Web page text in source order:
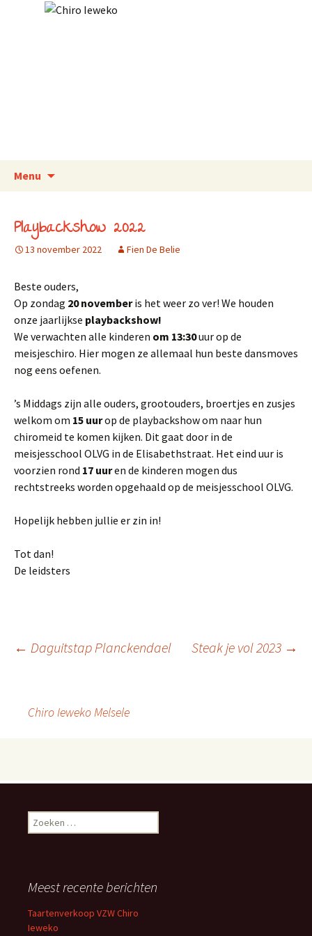
Menu
Playbackshow 2022
13 november 2022 Fien De Belie
Beste ouders,
Op zondag 20 novemberis het weer zo ver! We houden
onze jaarlijkse playbackshow!
We verwachten alle kinderen om 13:30uur op de
meisjeschiro. Hier mogen ze allemaal hun beste dansmoves
nog eens oefenen.
’s Middags zijn alle ouders, grootouders, broertjes en zusjes
welkom om 15 uurop de playbackshow om naar hun
chiromeid te komen kijken. Dit gaat door in de
meisjesschool OLVG in de Elisabethstraat. Het eind uur is
voorzien rond 17 uuren de kinderen mogen dus
rechtstreeks worden opgehaald op de meisjesschool OLVG.
Hopelijk hebben jullie er zin in!
Tot dan!
De leidsters
← Daguitstap Planckendael Steak je vol 2023 →
Chiro Ieweko Melsele
Zoeken naar:
Meest recente berichten
Taartenverkoop VZW Chiro
Ieweko